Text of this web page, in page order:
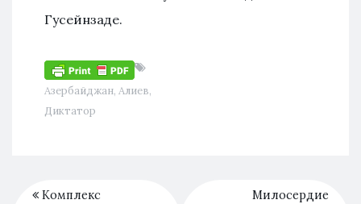
Гусейнзаде.
Азербайджан, Алиев,
Диктатор
Комплекс
Милосердие